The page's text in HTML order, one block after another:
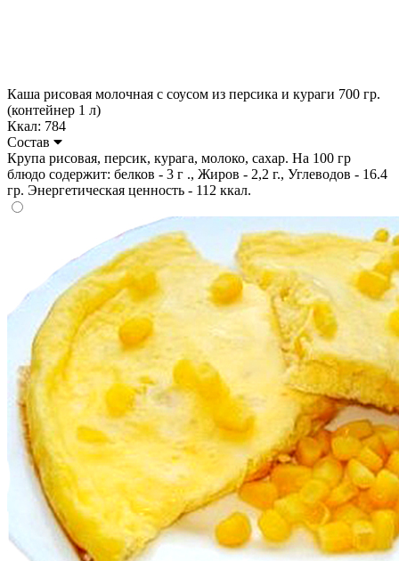
Каша рисовая молочная с соусом из персика и кураги 700 гр.
(контейнер 1 л)
Ккал: 784
Состав
Крупа рисовая, персик, курага, молоко, сахар. На 100 гр
блюдо содержит: белков - 3 г ., Жиров - 2,2 г., Углеводов - 16.4
гр. Энергетическая ценность - 112 ккал.